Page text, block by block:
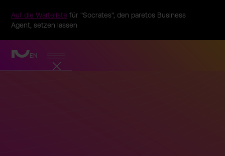
Auf die Warteliste für "Socrates", den paretos Business
Agent, setzen lassen
EN